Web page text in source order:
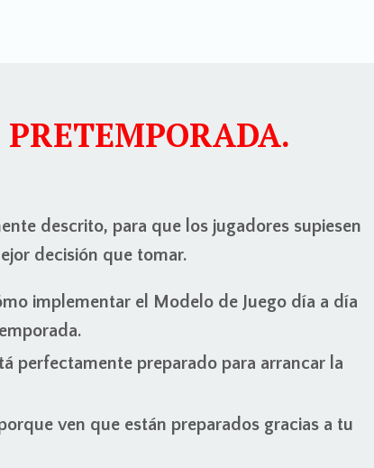
descrito, para que los jugadores supiesen
decisión que tomar.
implementar el Modelo de Juego día a día
perfectamente preparado para arrancar la
ven que están preparados gracias a tu